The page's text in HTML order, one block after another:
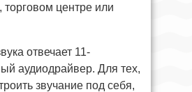
торговом центре или
отвечает 11-
аудиодрайвер. Для тех,
звучание под себя,